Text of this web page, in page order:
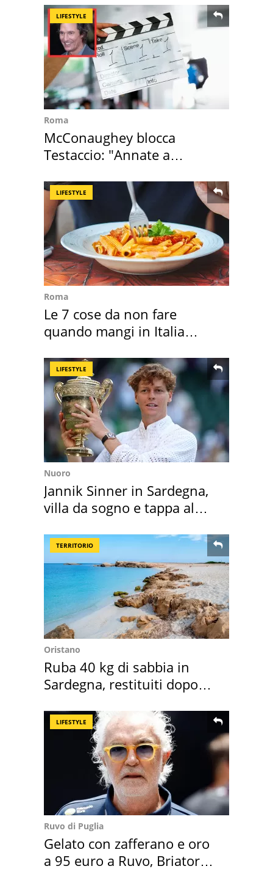
LIFESTYLE
Roma
McConaughey blocca
Testaccio: "Annate a
LIFESTYLE
Roma
Le 7 cose da non fare
quando mangi in Italia
LIFESTYLE
Nuoro
Jannik Sinner in Sardegna,
villa da sogno e tappa al
TERRITORIO
Oristano
Ruba 40 kg di sabbia in
Sardegna, restituiti dopo
LIFESTYLE
Ruvo di Puglia
Gelato con zafferano e oro
a 95 euro a Ruvo, Briatore